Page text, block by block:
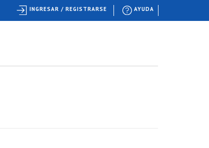
AYUDA
INGRESAR / REGISTRARSE